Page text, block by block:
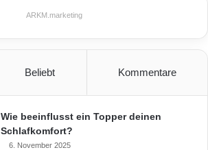
ARKM.marketing
Beliebt Kommentare
Wie beeinflusst ein Topper deinen
Schlafkomfort?
6. November 2025